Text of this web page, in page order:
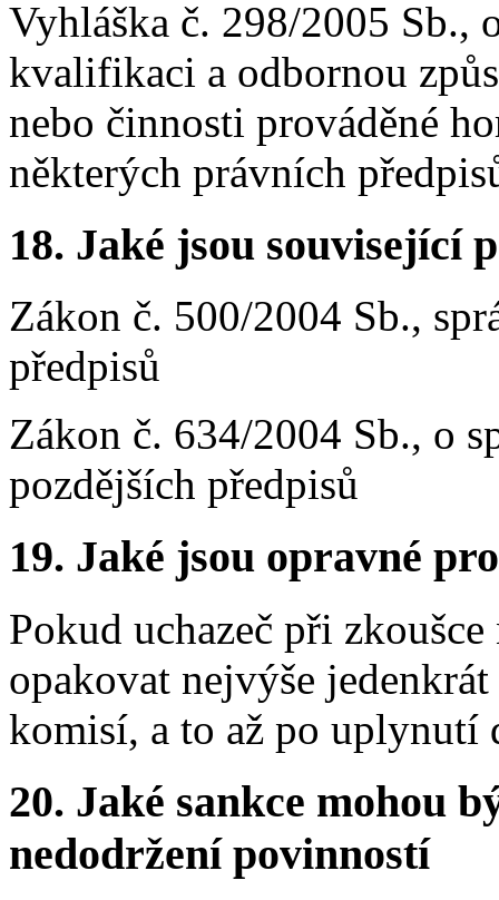
Vyhláška č. 298/2005 Sb.,
kvalifikaci a odbornou
nebo činnosti prováděné
některých právních
18. Jaké jsou související
Zákon č. 500/2004 Sb.,
předpisů
Zákon č. 634/2004 Sb., o
pozdějších předpisů
19. Jaké jsou opravné
Pokud uchazeč při
opakovat nejvýše
komisí, a to až po uplynutí
20. Jaké sankce mohou
nedodržení povinností